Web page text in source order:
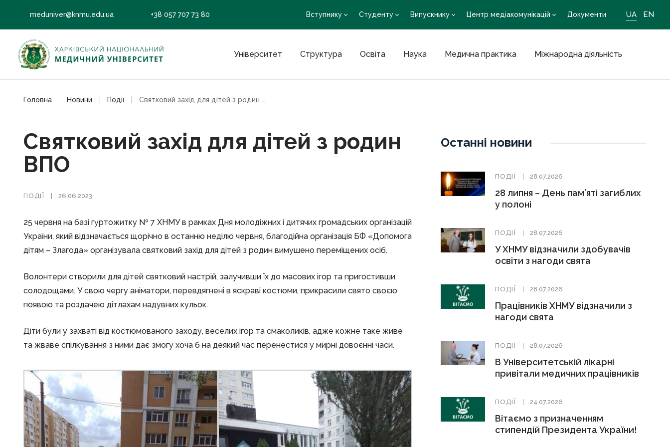
meduniver@knmu.edu.ua +38 057 707 73 80 Вступнику Студенту Випускнику Центр медіакомунікацій Документи UA EN
Університет Структура Освіта Наука Медична практика Міжнародна діяльність
Головна Новини Події
Святковий захід для дітей з родин
ВПО
ПОДІЇ 26.06.2023
25 червня на базі гуртожитку № 7 ХНМУ в рамках Дня молодіжних і дитячих громадських організацій
України, який відзначається щорічно в останню неділю червня, благодійна організація БФ «Допомога
дітям – Злагода» організувала святковий захід для дітей з родин вимушено переміщених осіб.
Волонтери створили для дітей святковий настрій, залучивши їх до масових ігор та пригостивши
солодощами. У свою чергу аніматори, перевдягнені в яскраві костюми, прикрасили свято своєю
появою та роздачею дітлахам надувних кульок.
Діти були у захваті від костюмованого заходу, веселих ігор та смаколиків, адже кожне таке живе
та жваве спілкування з ними дає змогу хоча б на деякий час перенестися у мирні довоєнні часи.
Останні новини
ПОДІЇ 28.07.2026
28 липня – День пам’яті загиблих
у полоні
ПОДІЇ 28.07.2026
У ХНМУ відзначили здобувачів
освіти з нагоди свята
ПОДІЇ 28.07.2026
Працівників ХНМУ відзначили з
нагоди свята
ПОДІЇ 28.07.2026
В Університетській лікарні
привітали медичних працівників
ПОДІЇ 24.07.2026
Вітаємо з призначенням
стипендій Президента України!